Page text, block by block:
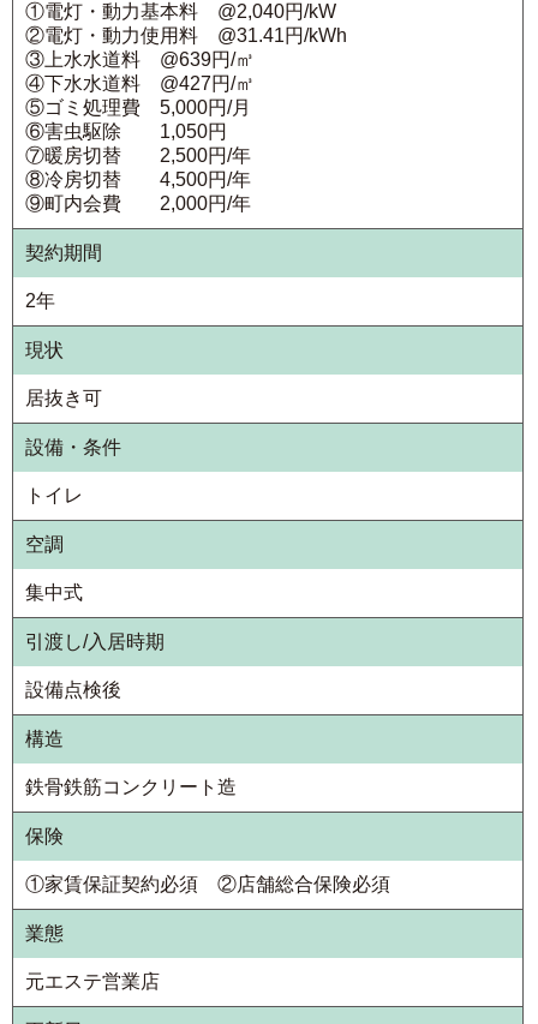
①電灯・動力基本料 @2,040円/kW
②電灯・動力使用料 @31.41円/kWh
③上水水道料 @639円/㎥
④下水水道料 @427円/㎥
⑤ゴミ処理費 5,000円/月
⑥害虫駆除 1,050円
⑦暖房切替 2,500円/年
⑧冷房切替 4,500円/年
⑨町内会費 2,000円/年
契約期間
2年
現状
居抜き可
設備・条件
トイレ
空調
集中式
引渡し/入居時期
設備点検後
構造
鉄骨鉄筋コンクリート造
保険
①家賃保証契約必須 ②店舗総合保険必須
業態
元エステ営業店